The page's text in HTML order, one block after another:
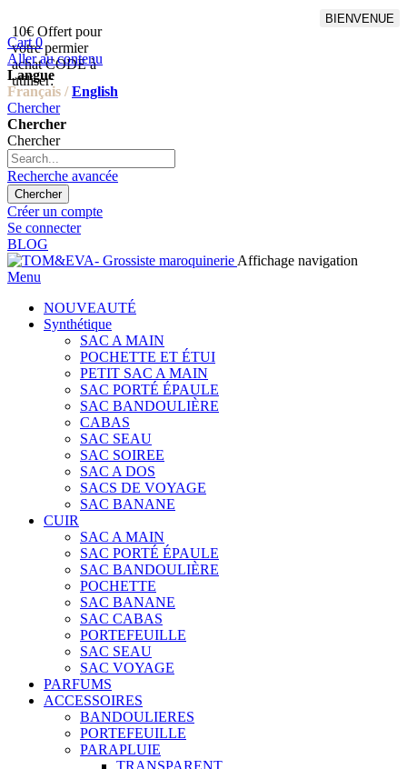
10€ Offert pour
votre permier
achat CODE à
utiliser:
BIENVENUE
Cart 0
Aller au contenu
Langue
Français / English
Chercher
Chercher
Chercher
Recherche avancée
Chercher
Créer un compte
Se connecter
BLOG
Affichage navigation
Menu
NOUVEAUTÉ
Synthétique
SAC A MAIN
POCHETTE ET ÉTUI
PETIT SAC A MAIN
SAC PORTÉ ÉPAULE
SAC BANDOULIÈRE
CABAS
SAC SEAU
SAC SOIREE
SAC A DOS
SACS DE VOYAGE
SAC BANANE
CUIR
SAC A MAIN
SAC PORTÉ ÉPAULE
SAC BANDOULIÈRE
POCHETTE
SAC BANANE
SAC CABAS
PORTEFEUILLE
SAC SEAU
SAC VOYAGE
PARFUMS
ACCESSOIRES
BANDOULIERES
PORTEFEUILLE
PARAPLUIE
TRANSPARENT